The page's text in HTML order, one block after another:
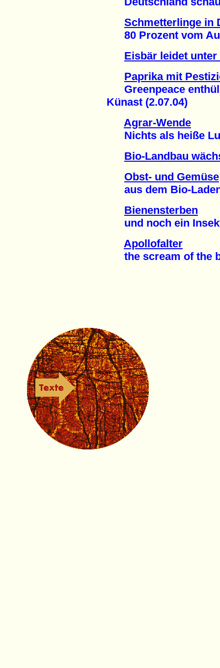
Schmetterlinge in
80 Prozent vom
Eisbär leidet
Paprika mit
Greenpeace
Künast (2.07.04)
Agrar-Wende
Nichts als heiße
Bio-Landbau
Obst- und Gemüse
aus dem Bio-Laden
Bienensterben
und noch ein
Apollofalter
the scream of the